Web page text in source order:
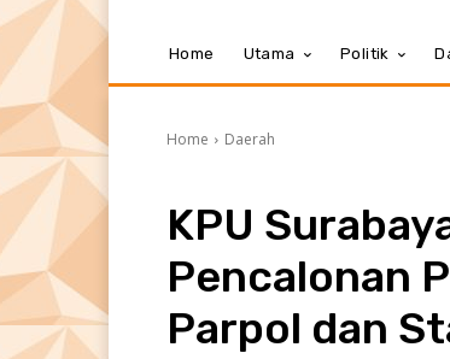
Home Utama Politik
Home Daerah
KPU
Pencalonan
Parpol dan